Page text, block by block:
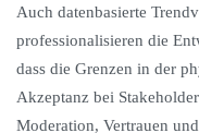
Auch datenbasierte
professionalisieren die
dass die Grenzen in der
Akzeptanz bei
Moderation, Vertrauen